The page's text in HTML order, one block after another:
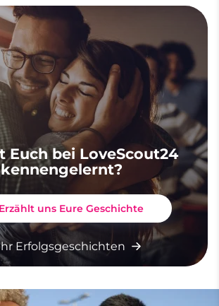
Euch bei LoveScout24
kennengelernt?
Erzählt uns Eure Geschichte
Erfolgsgeschichten